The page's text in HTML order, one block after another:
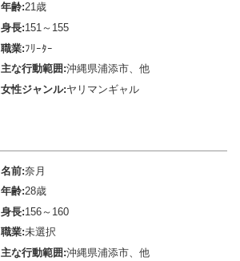
年齢:21歳
身長:151～155
職業:ﾌﾘｰﾀｰ
主な行動範囲:沖縄県浦添市、他
女性ジャンル:ヤリマンギャル
名前:奈月
年齢:28歳
身長:156～160
職業:未選択
主な行動範囲:沖縄県浦添市、他